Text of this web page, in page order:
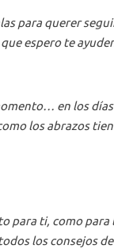
para querer
espero te
en los
los abrazos
para ti, como
los consejos